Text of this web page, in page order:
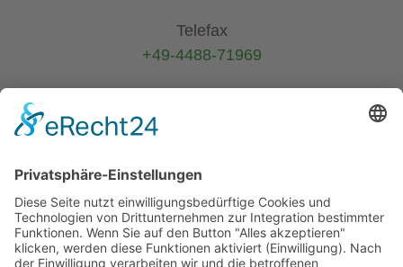
Telefax
+49-4488-71969
info@helmers.de
Kein Pflanzenverkauf an Privatkunden-